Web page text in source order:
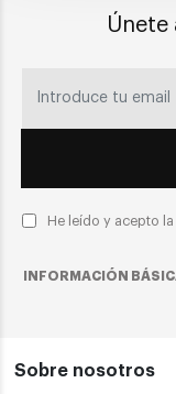
Únete
He leído y acepto
INFORMACIÓN
Sobre nosotros